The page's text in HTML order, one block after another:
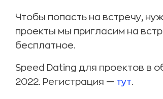
Чтобы попасть на встречу,
проекты мы пригласим на
бесплатное.
Speed Dating для проектов в
2022. Регистрация — тут.